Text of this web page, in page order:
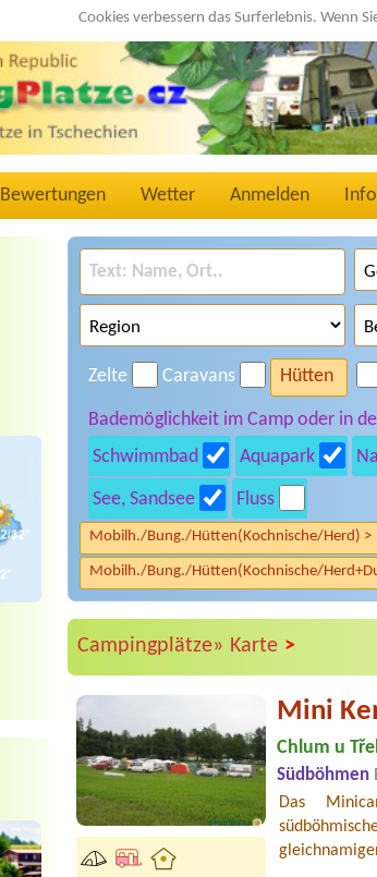
Cookies verbessern das Surferlebnis. Wenn
Bewertungen Wetter Anmelden Info
Zelte Caravans Hütten
Bademöglichkeit im Camp oder in
Schwimmbad
Aquapark
See, Sandsee Fluss
Mobilh./Bung./Hütten(Kochnische/Herd) >
Mobilh./Bung./Hütten(Kochnische/
Campingplätze» Karte >
Mini
Chlum u
Südböhmen
Das